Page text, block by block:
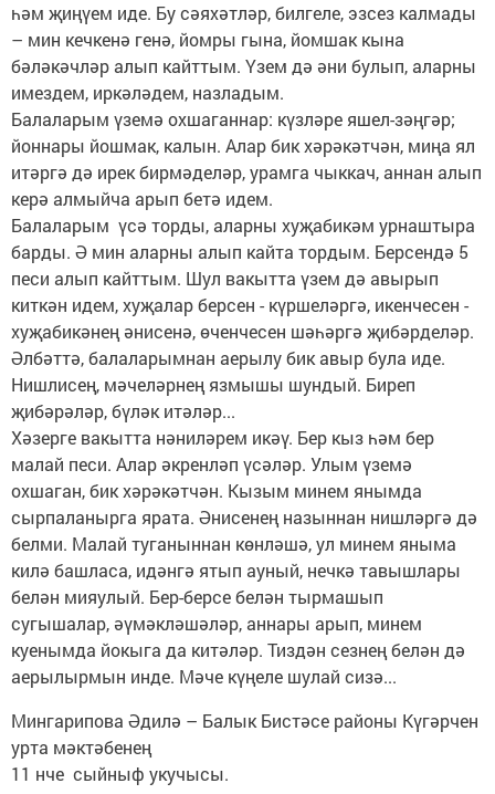
һәм җиңүем иде. Бу сәяхәтләр, билгеле, эзсез калмады
– мин кечкенә генә, йомры гына, йомшак кына
бәләкәчләр алып кайттым. Үзем дә әни булып, аларны
имездем, иркәләдем, назладым.
Балаларым үземә охшаганнар: күзләре яшел-зәңгәр;
йоннары йошмак, калын. Алар бик хәрәкәтчән, миңа ял
итәргә дә ирек бирмәделәр, урамга чыккач, аннан алып
керә алмыйча арып бетә идем.
Балаларым үсә торды, аларны хуҗабикәм урнаштыра
барды. Ә мин аларны алып кайта тордым. Берсендә 5
песи алып кайттым. Шул вакытта үзем дә авырып
киткән идем, хуҗалар берсен - күршеләргә, икенчесен -
хуҗабикәнең әнисенә, өченчесен шәһәргә җибәрделәр.
Әлбәттә, балаларымнан аерылу бик авыр була иде.
Нишлисең, мәчеләрнең язмышы шундый. Биреп
җибәрәләр, бүләк итәләр...
Хәзерге вакытта нәниләрем икәү. Бер кыз һәм бер
малай песи. Алар әкренләп үсәләр. Улым үземә
охшаган, бик хәрәкәтчән. Кызым минем янымда
сырпаланырга ярата. Әнисенең назыннан нишләргә дә
белми. Малай туганыннан көнләшә, ул минем яныма
килә башласа, идәнгә ятып ауный, нечкә тавышлары
белән мияулый. Бер-берсе белән тырмашып
сугышалар, әүмәкләшәләр, аннары арып, минем
куенымда йокыга да китәләр. Тиздән сезнең белән дә
аерылырмын инде. Мәче күңеле шулай сизә...
Мингарипова Әдилә – Балык Бистәсе районы Күгәрчен
урта мәктәбенең
11 нче сыйныф укучысы.